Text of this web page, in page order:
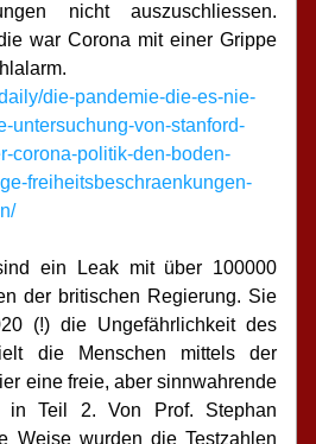
nicht auszuschliessen.
war Corona mit einer Grippe
die-pandemie-die-es-nie-
untersuchung-von-stanford-
corona-politik-den-boden-
freiheitsbeschraenkungen-
ein Leak mit über 100000
der britischen Regierung. Sie
(!) die Ungefährlichkeit des
die Menschen mittels der
eine freie, aber sinnwahrende
in Teil 2. Von Prof. Stephan
Weise wurden die Testzahlen